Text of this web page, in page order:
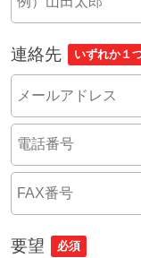
連絡先 いずれか１
要望 必須